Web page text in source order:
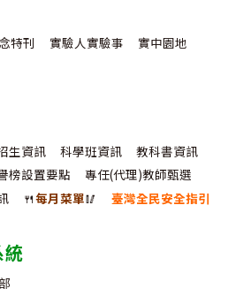
特刊 實驗人實驗事
實中園地
生資訊 科學班資訊
教科書資訊
榜設置要點
專任(代理)教師甄選
🍴每月菜單🥢 臺灣全民安全指引